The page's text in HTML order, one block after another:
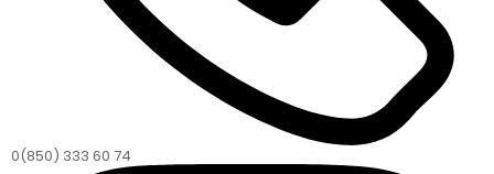
0(850) 333 60 74